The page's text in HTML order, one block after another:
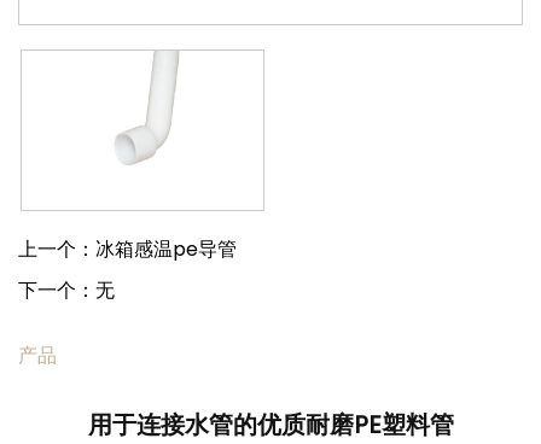
上一个：冰箱感温pe导管
下一个：无
产品
用于连接水管的优质耐磨PE塑料管